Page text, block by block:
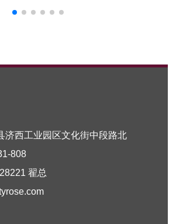
济西工业园区文化街中段路北
808
翟总